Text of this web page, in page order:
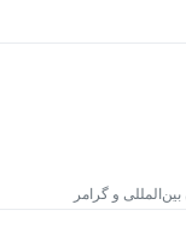
و گرامر